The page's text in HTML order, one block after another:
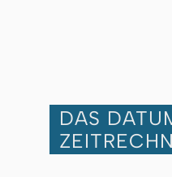
DAS